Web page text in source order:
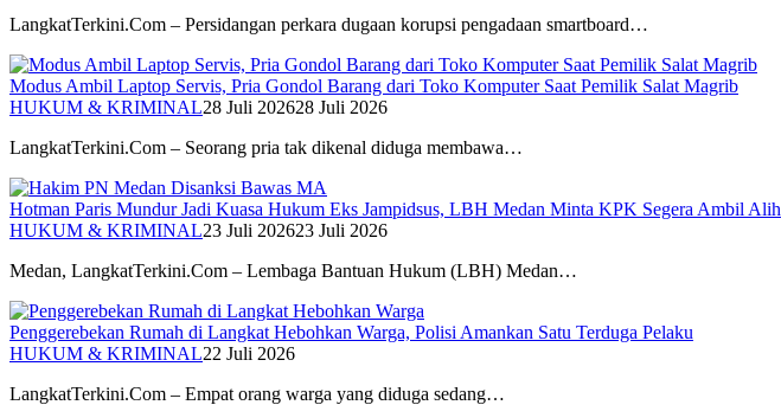
LangkatTerkini.Com – Persidangan perkara dugaan korupsi pengadaan smartboard…
Modus Ambil Laptop Servis, Pria Gondol Barang dari Toko Komputer Saat Pemilik Salat Magrib
HUKUM & KRIMINAL28 Juli 202628 Juli 2026
LangkatTerkini.Com – Seorang pria tak dikenal diduga membawa…
Hotman Paris Mundur Jadi Kuasa Hukum Eks Jampidsus, LBH Medan Minta KPK Segera Ambil Alih
HUKUM & KRIMINAL23 Juli 202623 Juli 2026
Medan, LangkatTerkini.Com – Lembaga Bantuan Hukum (LBH) Medan…
Penggerebekan Rumah di Langkat Hebohkan Warga, Polisi Amankan Satu Terduga Pelaku
HUKUM & KRIMINAL22 Juli 2026
LangkatTerkini.Com – Empat orang warga yang diduga sedang…